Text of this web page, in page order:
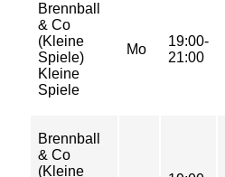
Brennball
& Co
(Kleine
Spiele)
Kleine
Spiele
Mo
19:00-
21:00
Brennball
& Co
(Kleine